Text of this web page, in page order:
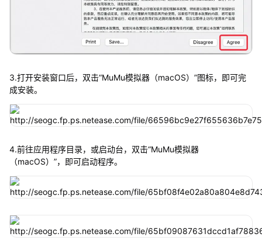
3.打开安装窗口后，双击“MuMu模拟器（macOS）”图标，即可完
成安装。
4.前往应用程序目录，或启动台，双击“MuMu模拟器
（macOS）”，即可启动程序。